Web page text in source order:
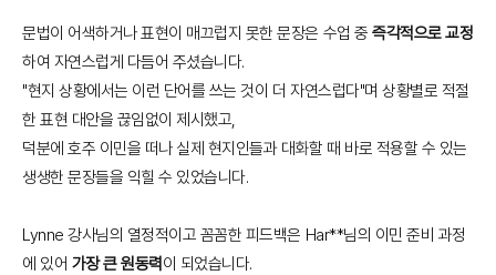
문법이 어색하거나 표현이 매끄럽지 못한 문장은 수업 중즉각적으로 교정
하여 자연스럽게 다듬어 주셨습니다.
"현지 상황에서는 이런 단어를 쓰는 것이 더 자연스럽다"며 상황별로 적절
한 표현 대안을 끊임없이 제시했고,
덕분에 호주 이민을 떠나 실제 현지인들과 대화할 때 바로 적용할 수 있는
생생한 문장들을 익힐 수 있었습니다.
Lynne 강사님의 열정적이고 꼼꼼한 피드백은 Har**님의 이민 준비 과정
에 있어 가장 큰 원동력 이 되었습니다.